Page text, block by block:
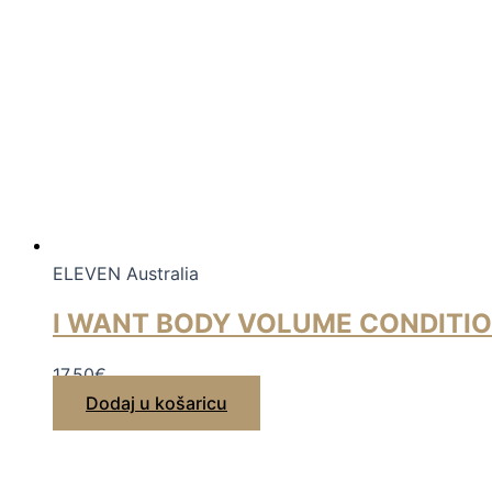
ELEVEN Australia
I WANT BODY VOLUME
17,50€
Dodaj u košaricu